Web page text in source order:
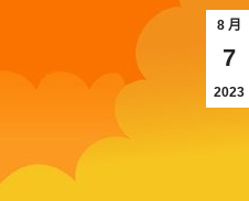
8 月
7
2023